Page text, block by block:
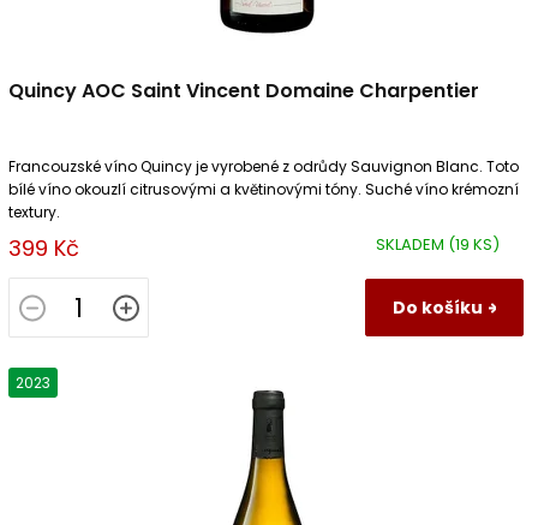
Quincy AOC Saint Vincent Domaine Charpentier
SKLADEM (19 KS)
399 Kč
Do košíku
Francouzské víno Quincy je vyrobené z odrůdy Sauvignon Blanc. Toto
bílé víno okouzlí citrusovými a květinovými tóny. Suché víno krémozní
textury.
2023